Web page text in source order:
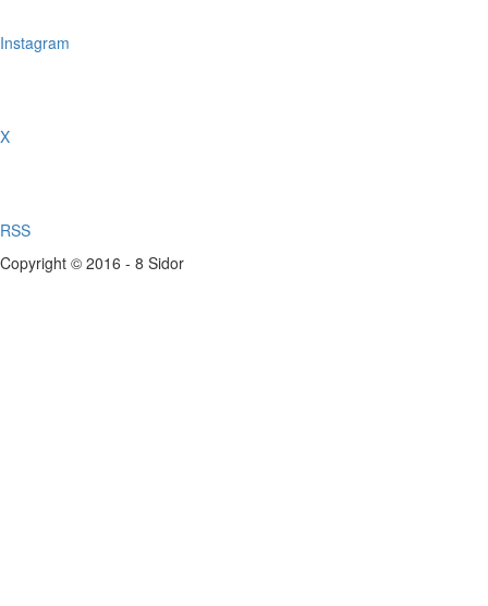
Instagram
X
RSS
Copyright © 2016 - 8 Sidor